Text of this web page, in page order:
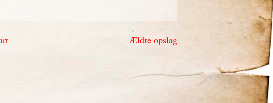
Ældre opslag